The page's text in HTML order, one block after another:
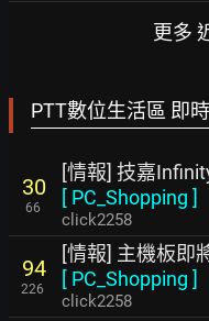
更多
PTT數位生活區 即
30
66
[情報] 技嘉
[ PC_Shopping ]
click2258
94
226
[情報] 主機板即
[ PC_Shopping ]
click2258